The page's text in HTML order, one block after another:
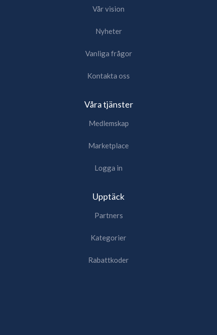
Vår vision
Nyheter
Vanliga frågor
Kontakta oss
Våra tjänster
Medlemskap
Marketplace
Logga in
Upptäck
Partners
Kategorier
Rabattkoder